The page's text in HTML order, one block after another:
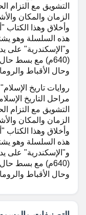
التشويق مع التزام
الزمان والمكان
وأخلاق وهذا
هذه السلسلة وهو
و"الإسكندرية" على
(640م) مع بسط
وحال الأقباط
روايات تاريخ
مراحل التاريخ
التشويق مع التزام
الزمان والمكان
وأخلاق وهذا
هذه السلسلة وهو
و"الإسكندرية" على
(640م) مع بسط
وحال الأقباط